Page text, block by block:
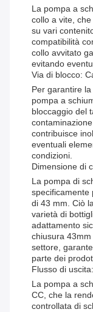
La pompa a
collo a vite,
su vari
compatibilità
collo avvitato
evitando
Via di blocco:
Per garantire
pompa a
bloccaggio del
contribuisce
eventuali
condizioni.
Dimensione di
La pompa di
specificamente
di 43 mm. Ciò
varietà di
adattamento
chiusura
settore,
parte dei
Flusso di
La pompa a
CC, che la
controllata di